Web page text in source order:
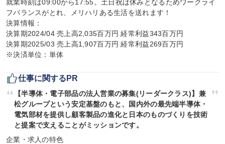
就業時刻は09:00から17:55。土日祝は休みとなるためワークライ
フバランスがとれ、メリハリある生活を送れます！
決算情報：
決算期2024/04 売上高2,035百万円 経常利益343百万円
決算期2025/03 売上高1,907百万円 経常利益269百万円
※決済単位：単体
仕事に関するPR
【半導体・電子部品の法人営業の募集(リーダークラス)】兼
松グループという安定基盤のもと、国内外の最先端半導体・
電気部材を提供し顧客製品の進化と日本のものづくりを技術
と提案で支えることがミッションです。
企業・求人の特色